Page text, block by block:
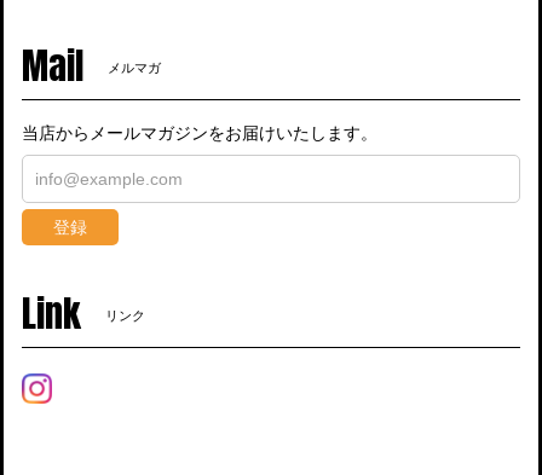
Mail メルマガ
当店からメールマガジンをお届けいたします。
登録
Link リンク